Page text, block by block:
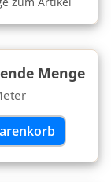
Menge